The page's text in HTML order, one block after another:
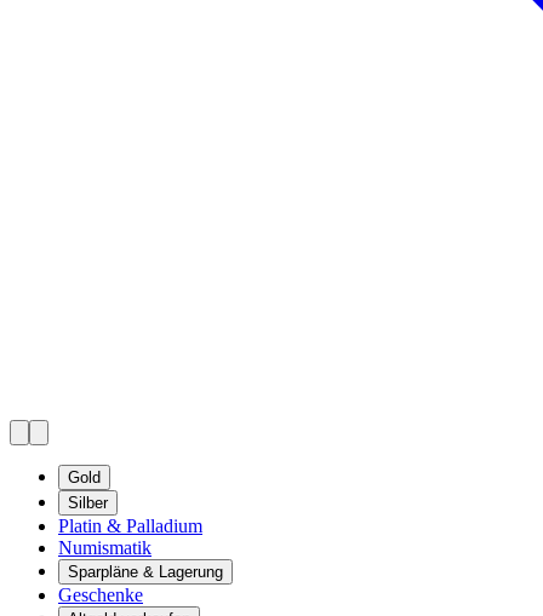
Gold
Silber
Platin & Palladium
Numismatik
Sparpläne & Lagerung
Geschenke